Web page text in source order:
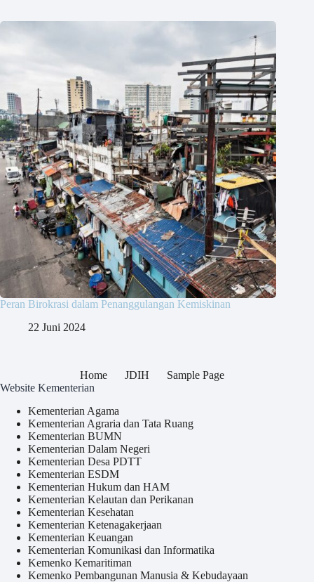
Peran Birokrasi dalam Penanggulangan Kemiskinan
22 Juni 2024
Home JDIH
Sample Page
Website Kementerian
Kementerian Agama
Kementerian Agraria dan Tata Ruang
Kementerian BUMN
Kementerian Dalam Negeri
Kementerian Desa PDTT
Kementerian ESDM
Kementerian Hukum dan HAM
Kementerian Kelautan dan Perikanan
Kementerian Kesehatan
Kementerian Ketenagakerjaan
Kementerian Keuangan
Kementerian Komunikasi dan Informatika
Kemenko Kemaritiman
Kemenko Pembangunan Manusia & Kebudayaan